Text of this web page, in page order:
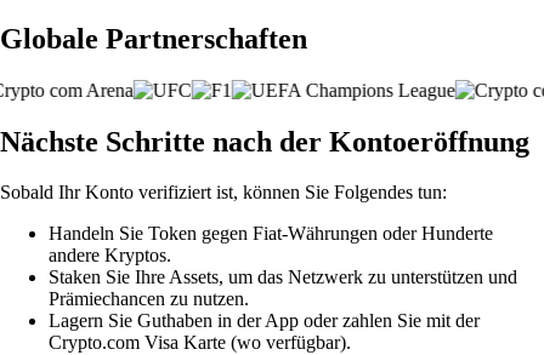
Globale Partnerschaften
Nächste Schritte nach der Kontoeröffnung
Sobald Ihr Konto verifiziert ist, können Sie Folgendes tun:
Handeln Sie Token gegen Fiat-Währungen oder Hunderte
andere Kryptos.
Staken Sie Ihre Assets, um das Netzwerk zu unterstützen und
Prämiechancen zu nutzen.
Lagern Sie Guthaben in der App oder zahlen Sie mit der
Crypto.com Visa Karte (wo verfügbar).